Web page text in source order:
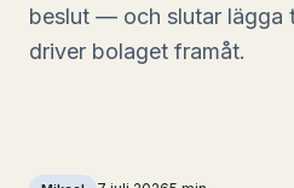
beslut — och slutar lägga
driver bolaget framåt.